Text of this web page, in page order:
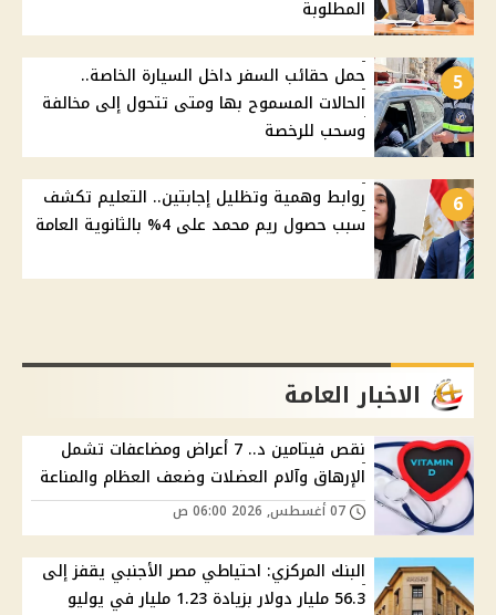
المطلوبة
5
حمل حقائب السفر داخل السيارة الخاصة..
الحالات المسموح بها ومتى تتحول إلى مخالفة
وسحب للرخصة
6
روابط وهمية وتظليل إجابتين.. التعليم تكشف
سبب حصول ريم محمد على 4% بالثانوية العامة
الاخبار العامة
نقص فيتامين د.. 7 أعراض ومضاعفات تشمل
الإرهاق وآلام العضلات وضعف العظام والمناعة
البنك المركزي: احتياطي مصر الأجنبي يقفز إلى
56.3 مليار دولار بزيادة 1.23 مليار في يوليو